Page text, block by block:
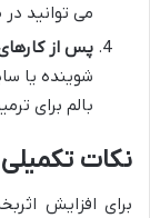
می توانید در
پس از
شوینده یا
بالم برای
نکات تکمیلی
برای افزایش